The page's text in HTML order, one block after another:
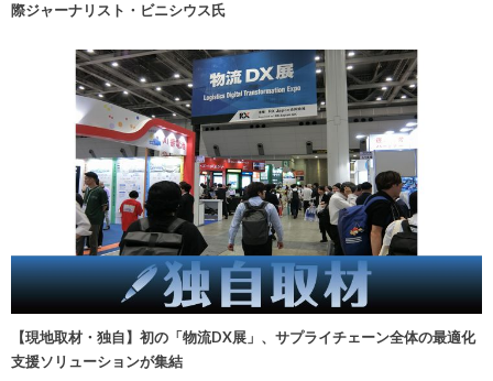
際ジャーナリスト・ビニシウス氏
【現地取材・独自】初の「物流DX展」、サプライチェーン全体の最適化
支援ソリューションが集結